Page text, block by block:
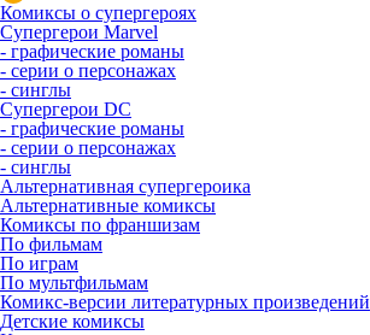
Комиксы о супергероях
Супергерои Marvel
- графические романы
- серии о персонажах
- синглы
Супергерои DC
- графические романы
- серии о персонажах
- синглы
Альтернативная супергероика
Альтернативные комиксы
Комиксы по франшизам
По фильмам
По играм
По мультфильмам
Комикс-версии литературных произведений
Детские комиксы